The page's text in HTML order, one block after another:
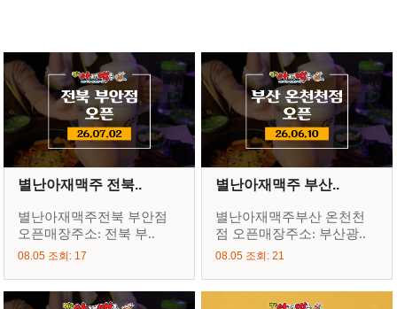
별난아재맥주 전북..
별난아재맥주전북 부안점
오픈매장주소: 전북 부..
08.05 조회: 17
별난아재맥주 부산..
별난아재맥주부산 온천천
점 오픈매장주소: 부산광..
08.05 조회: 21